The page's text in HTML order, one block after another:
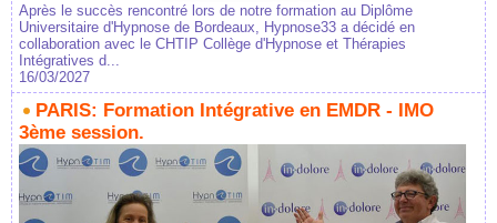
Après le succès rencontré lors de notre formation au Diplôme
Universitaire d'Hypnose de Bordeaux, Hypnose33 a décidé en
collaboration avec le CHTIP Collège d'Hypnose et Thérapies
Intégratives d...
16/03/2027
PARIS: Formation Intégrative en EMDR - IMO
3ème session.